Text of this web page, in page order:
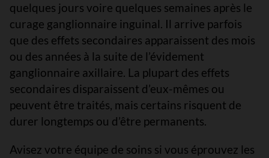
quelques jours voire quelques semaines après le
curage ganglionnaire inguinal. Il arrive parfois
que des effets secondaires apparaissent des mois
ou des années à la suite de l’évidement
ganglionnaire axillaire. La plupart des effets
secondaires disparaissent d’eux-mêmes ou
peuvent être traités, mais certains risquent de
durer longtemps ou d’être permanents.
Avisez votre équipe de soins si vous éprouvez les